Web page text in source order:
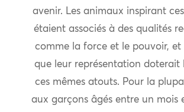
avenir. Les animaux inspirant
étaient associés à des qualités
comme la force et le pouvoir,
que leur représentation doterait
ces mêmes atouts. Pour la
aux garçons âgés entre un mois